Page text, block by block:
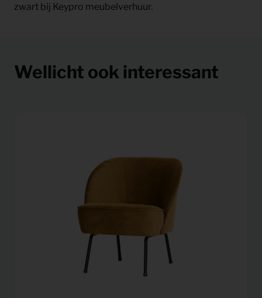
zwart bij Keypro meubelverhuur.
Wellicht ook interessant